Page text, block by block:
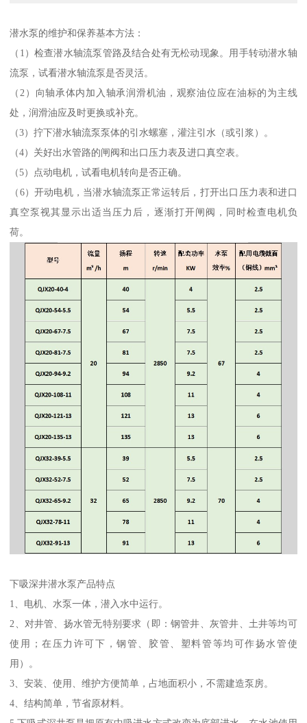
潜水泵的维护和保养基本方法：
（1）检查潜水轴流泵管路及结合处有无松动现象。用手转动潜水轴
流泵，试看潜水轴流泵是否灵活。
（2）向轴承体内加入轴承润滑机油，观察油位应在油标的为主线
处，润滑油应及时更换或补充。
（3）拧下潜水轴流泵泵体的引水螺塞，灌注引水（或引浆）。
（4）关好出水管路的闸阀和出口压力表及进口真空表。
（5）点动电机，试看电机转向是否正确。
（6）开动电机，当潜水轴流泵正常运转后，打开出口压力表和进口
真空泵视其显示出适当压力后，逐渐打开闸阀，同时检查电机负
荷。
下吸深井潜水泵产品特点
1、电机、水泵一体，潜入水中运行。
2、对井管、扬水管无特别要求（即：钢管井、灰管井、土井等均可
使用；在压力许可下，钢管、胶管、塑料管等均可作扬水管使
用）。
3、安装、使用、维护方便简单，占地面积小，不需建造泵房。
4、结构简单，节省原材料。